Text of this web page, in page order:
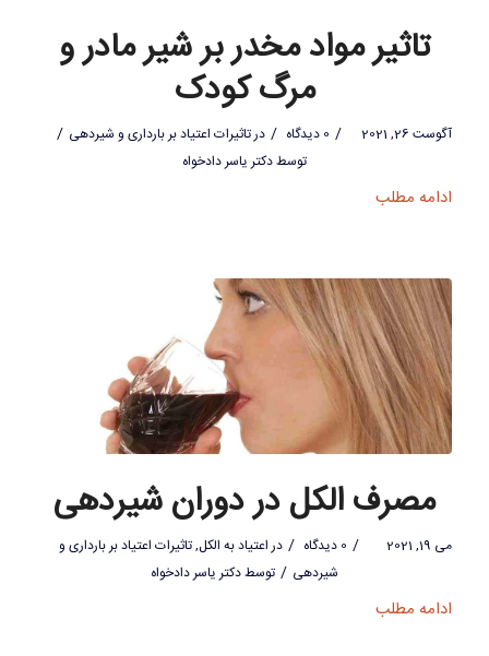
تاثیر مواد مخدر بر شیر مادر و
مرگ کودک
آگوست 26, 2021 / 0 دیدگاه / درتاثیرات اعتیاد بر بارداری و شیردهی /
توسطدکتر یاسر دادخواه
ادامه مطلب
مصرف الکل در دوران شیردهی
می 19, 2021 / 0 دیدگاه / در اعتیاد به الکل,تاثیرات اعتیاد بر بارداری و
شیردهی / توسطدکتر یاسر دادخواه
ادامه مطلب